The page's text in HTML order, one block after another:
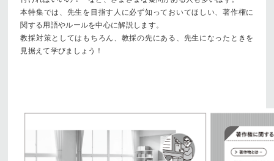
本特集では、先生を目指す人に必ず知っておいてほしい、著作権に
関する用語やルールを中心に解説します。
教採対策としてはもちろん、教採の先にある、先生になったときを
見据えて学びましょう！